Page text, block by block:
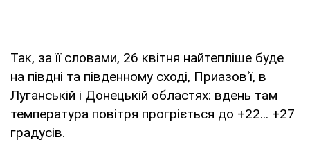
Так, за її словами, 26 квітня найтепліше буде
на півдні та південному сході, Приазов'ї, в
Луганській і Донецькій областях: вдень там
температура повітря прогріється до +22... +27
градусів.